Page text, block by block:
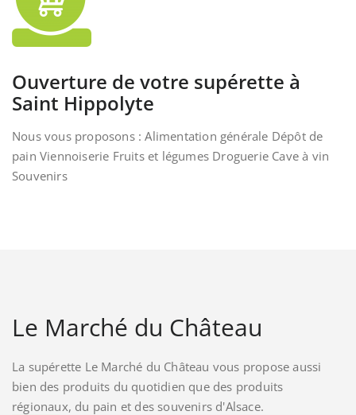
Ouverture de votre supérette à
Saint Hippolyte
Nous vous proposons : Alimentation générale Dépôt de
pain Viennoiserie Fruits et légumes Droguerie Cave à vin
Souvenirs
Le Marché du Château
La supérette Le Marché du Château vous propose aussi
bien des produits du quotidien que des produits
régionaux, du pain et des souvenirs d'Alsace.